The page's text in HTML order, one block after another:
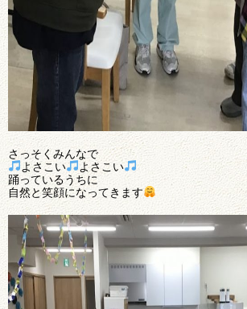
さっそくみんなで
よさこい
よさこい
踊っているうちに
自然と笑顔になってきます